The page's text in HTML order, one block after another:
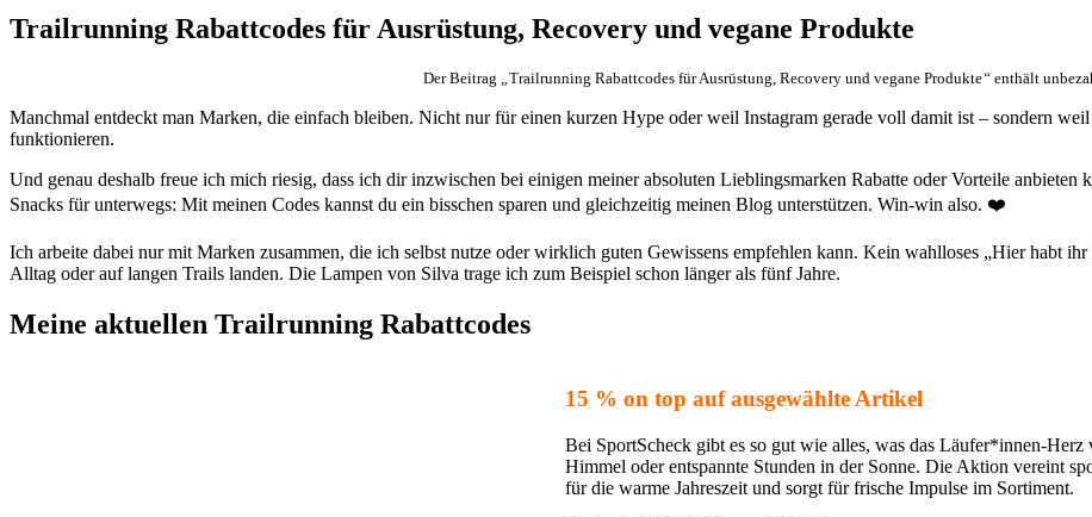
Trailrunning Rabattcodes für Ausrüstung, Recovery und vegane Produkte
Der Beitrag Trailrunning Rabattcodes für Ausrüstung, Recovery und vegane Produkte“enthält
Manchmal entdeckt man Marken, die einfach bleiben. Nicht nur für einen kurzen Hype oder weil Instagram gerade voll damit ist – sondern
funktionieren.
Und genau deshalb freue ich mich riesig, dass ich dir inzwischen bei einigen meiner absoluten Lieblingsmarken Rabatte oder Vorteile
Snacks für unterwegs: Mit meinen Codes kannst du ein bisschen sparen und gleichzeitig meinen Blog unterstützen. Win-win also. ❤️
Ich arbeite dabei nur mit Marken zusammen, die ich selbst nutze oder wirklich guten Gewissens empfehlen kann. Kein wahlloses „Hier habt
Alltag oder auf langen Trails landen. Die Lampen von Silva trage ich zum Beispiel schon länger als fünf Jahre.
Meine aktuellen Trailrunning Rabattcodes
15 % on top auf ausgewählte Artikel
Bei SportScheck gibt es so gut wie alles, was das Läufer*innen-
Himmel oder entspannte Stunden in der Sonne. Die Aktion vereint
für die warme Jahreszeit und sorgt für frische Impulse im Sortiment.